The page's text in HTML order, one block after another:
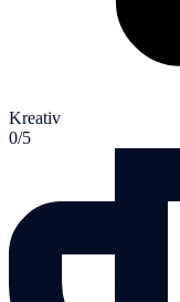
Kreativ
0/5